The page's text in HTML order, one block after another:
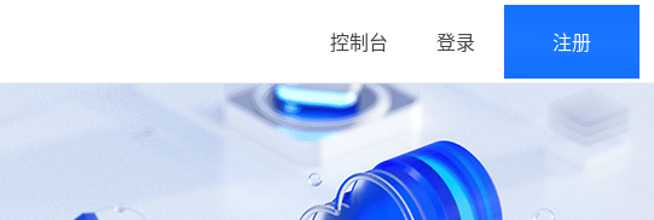
控制台 登录 注册